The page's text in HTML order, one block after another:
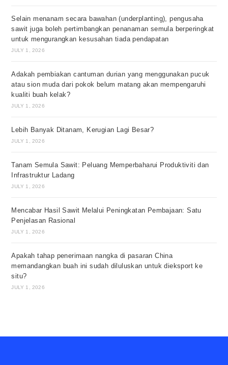
Selain menanam secara bawahan (underplanting), pengusaha
sawit juga boleh pertimbangkan penanaman semula berperingkat
untuk mengurangkan kesusahan tiada pendapatan
JULY 1, 2026
Adakah pembiakan cantuman durian yang menggunakan pucuk
atau sion muda dari pokok belum matang akan mempengaruhi
kualiti buah kelak?
JULY 1, 2026
Lebih Banyak Ditanam, Kerugian Lagi Besar?
JULY 1, 2026
Tanam Semula Sawit: Peluang Memperbaharui Produktiviti dan
Infrastruktur Ladang
JULY 1, 2026
Mencabar Hasil Sawit Melalui Peningkatan Pembajaan: Satu
Penjelasan Rasional
JULY 1, 2026
Apakah tahap penerimaan nangka di pasaran China
memandangkan buah ini sudah diluluskan untuk dieksport ke
situ?
JULY 1, 2026